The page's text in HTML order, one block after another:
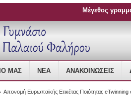
Management
ΜΑΣ ΝΈΑ ΑΝΑΚΟΙΝΏΣΕΙΣ
Μέγεθος
Aπονομή Ευρωπαϊκής Ετικέτας Ποιότητας